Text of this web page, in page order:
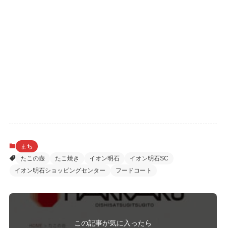
まち
たこの壺
たこ焼き イオン明石
イオン明石SC
イオン明石ショッピングセンター
フードコート
この記事が気に入ったら